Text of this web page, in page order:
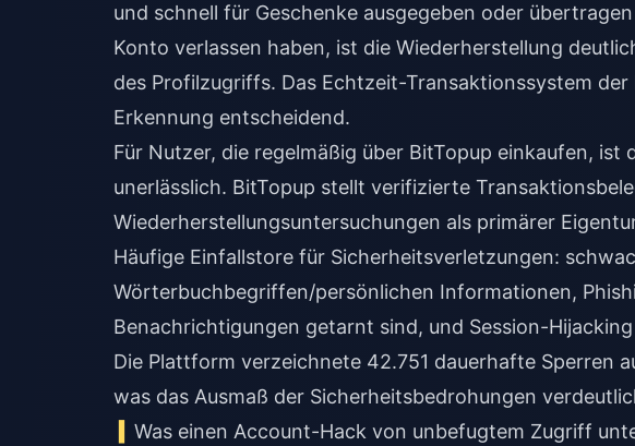
und schnell für Geschenke ausgegeben oder
Konto verlassen haben, ist die Wiederherstellung
des Profilzugriffs. Das Echtzeit-Transaktionssystem
Erkennung entscheidend.
Für Nutzer, die regelmäßig über BitTopup einkaufen, ist
unerlässlich. BitTopup stellt verifizierte
Wiederherstellungsuntersuchungen als primärer
Häufige Einfallstore für Sicherheitsverletzungen:
Wörterbuchbegriffen/persönlichen Informationen,
Benachrichtigungen getarnt sind, und Session-
Die Plattform verzeichnete 42.751 dauerhafte Sperren
was das Ausmaß der Sicherheitsbedrohungen
Was einen Account-Hack von unbefugtem Zugriff